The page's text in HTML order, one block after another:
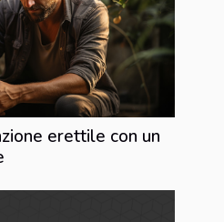
erettile con un